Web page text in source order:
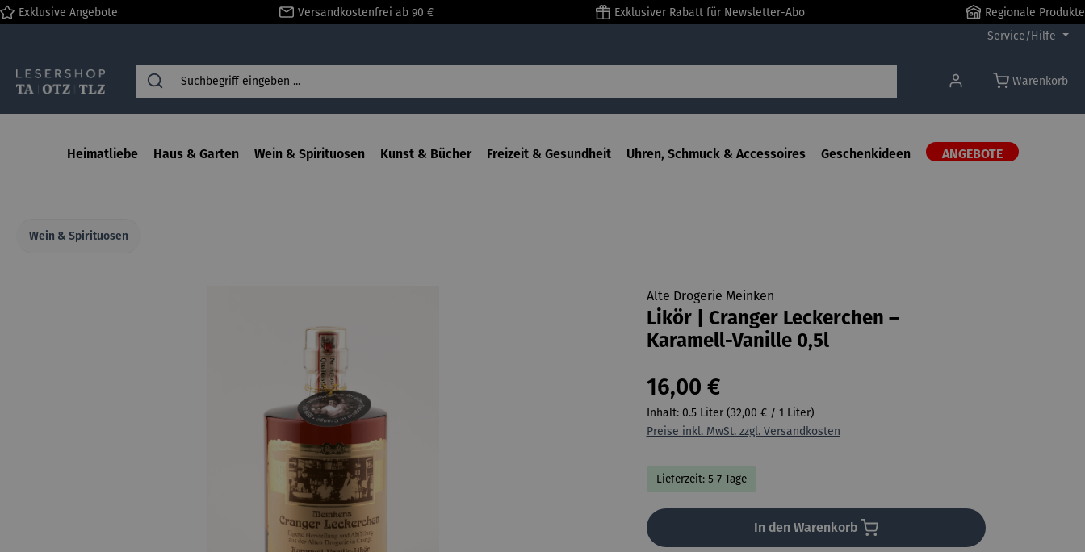
Zur Hauptnavigation springen
Exklusive Angebote Versandkostenfrei ab 90 € Exklusiver Rabatt für Newsletter-Abo
Regionale Produkte
Service/Hilfe
Warenkorb
Heimatliebe Haus & Garten Wein & Spirituosen Kunst & Bücher Freizeit & Gesundheit Uhren, Schmuck & Accessoires Geschenkideen ANGEBOTE
Wein & Spirituosen
Alte Drogerie Meinken
Likör | Cranger Leckerchen –
Karamell-Vanille 0,5l
16,00 €
Inhalt: 0.5 Liter (32,00 € / 1 Liter)
Preise inkl. MwSt. zzgl. Versandkosten
Lieferzeit: 5-7 Tage
In den Warenkorb